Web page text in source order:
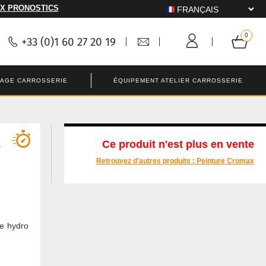
PRONOSTICS
+33 (0)1 60 27 20 19
CARROSSERIE ÉQUIPEMENT ATELIER CARROSSERIE
hydro
Ce produit n'est plus en vente
Retrouvez d'autres produits : Peinture Cromax